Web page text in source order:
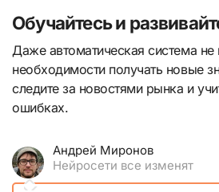
Обучайтесь и
Даже автоматическая система не
необходимости получать новые
следите за новостями рынка и
ошибках.
Андрей Миронов
Нейросети все изменят